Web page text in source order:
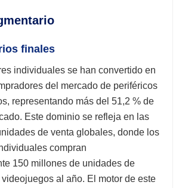
finales
individuales se han convertido en
del mercado de periféricos
representando más del 51,2 % de
Este dominio se refleja en las
de venta globales, donde los
compran
150 millones de unidades de
al año. El motor de este